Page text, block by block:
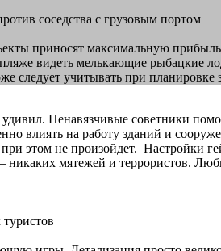
соседства с грузовым портом
приносят максимальную
видеть мелькающие рыбацкие
следует учитывать при планировке
Ненавязчивые советники
влиять на работу зданий и
этом не произойдет. Настройки
никаких мятежей и террористов.